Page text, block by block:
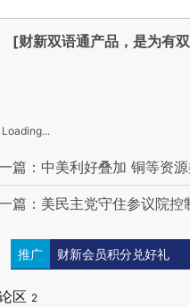
[财新双语通产品，是为有
Loading...
篇：中美利好叠加 铜等资
篇：美民主党守住参议院
推广 财新会员积分兑好礼
区 2